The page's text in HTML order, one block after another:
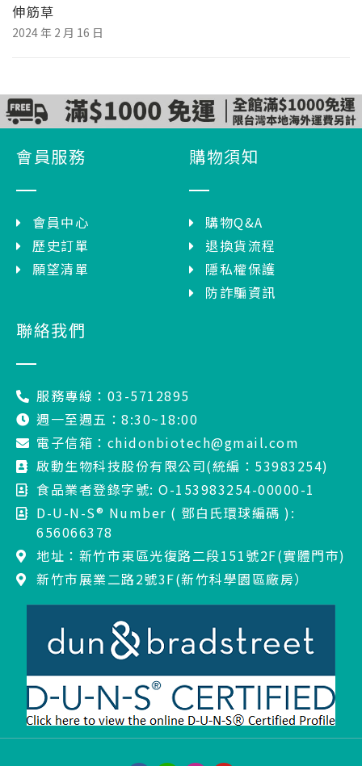
伸筋草
2024 年 2 月 16 日
會員服務
會員中心
歷史訂單
願望清單
購物須知
購物Q&A
退換貨流程
隱私權保護
防詐騙資訊
聯絡我們
服務專線：03-5712895
週一至週五：8:30~18:00
電子信箱：chidonbiotech@gmail.com
啟動生物科技股份有限公司(統編：53983254)
食品業者登錄字號: O-153983254-00000-1
D-U-N-S® Number ( 鄧白氏環球編碼 ):
656066378
地址：新竹市東區光復路二段151號2F(實體門市)
新竹市展業二路2號3F(新竹科學園區廠房）